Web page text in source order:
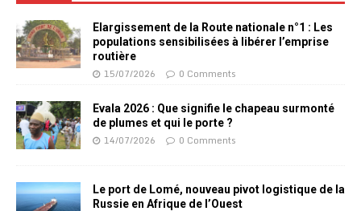
Elargissement de la Route nationale n°1 : Les
populations sensibilisées à libérer l’emprise
routière
15/07/2026 0 Comments
Evala 2026 : Que signifie le chapeau surmonté
de plumes et qui le porte ?
14/07/2026 0 Comments
Le port de Lomé, nouveau pivot logistique de la
Russie en Afrique de l’Ouest